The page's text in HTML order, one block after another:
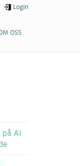
OSS
Login
AI